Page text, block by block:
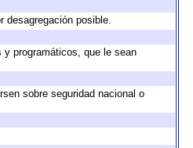
desagregación posible.
programáticos, que le sean
sobre seguridad nacional o